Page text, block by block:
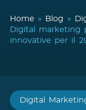
Home » Blog »
Digital marketing
innovative per il
Digital